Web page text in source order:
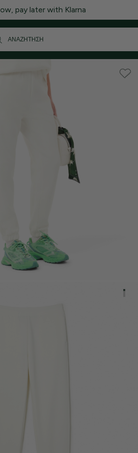
καθυστέρηση στις αποστολές.